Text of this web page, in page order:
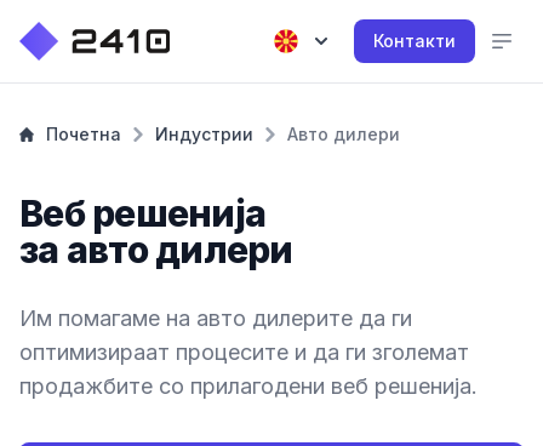
Контакти
Почетна Индустрии Авто дилери
Веб решенија
за авто дилери
Им помагаме на авто дилерите да ги
оптимизираат процесите и да ги зголемат
продажбите со прилагодени веб решенија.